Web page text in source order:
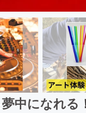
中になれ